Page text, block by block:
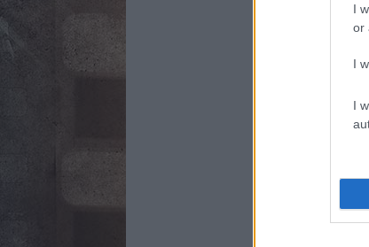
I
or
I
I